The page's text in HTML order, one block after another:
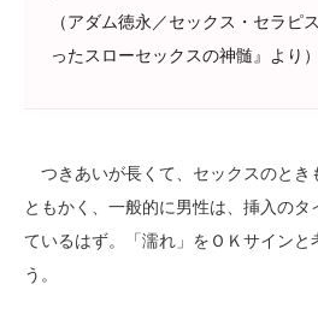
（アダム徳永／セックス・セラピ
ったスローセックスの神髄』より）
つきあいが長くて、セックスのとき
ともかく、一般的に男性は、挿入のタ
ているはず。「濡れ」をＯＫサインと
う。